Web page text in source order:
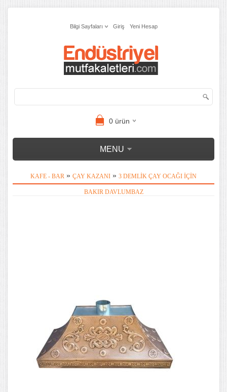
Bilgi Sayfaları Giriş Yeni Hesap
0ürün
MENU
KAFE - BAR » ÇAY KAZANI » 3 DEMLIK ÇAY OCAĞI İÇIN
BAKIR DAVLUMBAZ